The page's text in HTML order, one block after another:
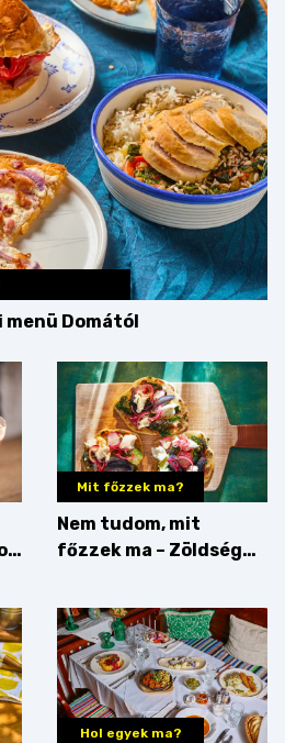
Domától
Mit főzzek ma?
Nem tudom, mit
főzzek ma – Zöldség
Hol egyek ma?